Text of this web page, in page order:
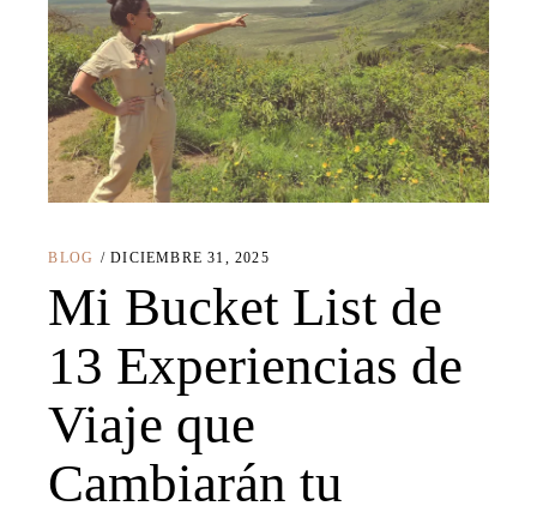
BLOG DICIEMBRE 31, 2025
Mi Bucket List de
13 Experiencias de
Viaje que
Cambiarán tu